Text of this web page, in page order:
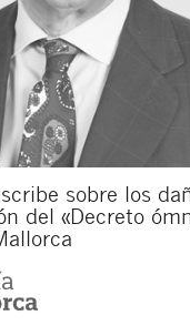
sobre los
del «Decreto
comunicaciones
envío manifiesta haber leído
privacidad : El
La finalidad es la atención
y suprimir los